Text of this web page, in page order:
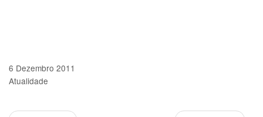
6 Dezembro 2011
Atualidade